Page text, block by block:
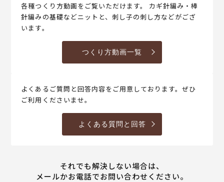
各種つくり方動画をご覧いただけます。 カギ針編み・棒
針編みの基礎などニットと、刺し子の刺し方などがござ
います。
つくり方動画一覧
よくあるご質問と回答内容をご用意しております。ぜひ
ご利用くださいませ。
よくある質問と回答
それでも解決しない場合は、
メールかお電話でお問い合わせください。